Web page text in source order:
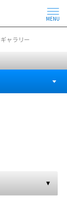
MENU
ギャラリー